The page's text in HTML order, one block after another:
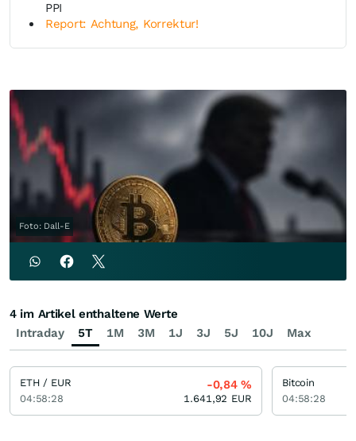
PPI
Report: Achtung, Korrektur!
Foto: Dall-E
Intraday 5T 1M 3M 1J 3J 5J 10J Max
4 im Artikel enthaltene Werte
ETH / EUR
04:58:28
-0,84%
1.641,92 EUR
Bitcoin
04:58:28